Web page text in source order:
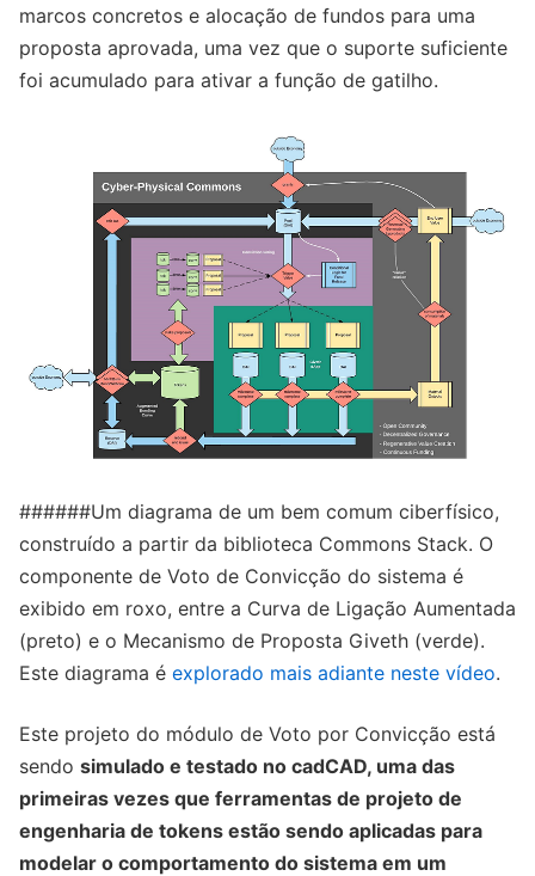
marcos concretos e alocação de fundos para uma
proposta aprovada, uma vez que o suporte suficiente
foi acumulado para ativar a função de gatilho.
######Um diagrama de um bem comum ciberfísico,
construído a partir da biblioteca Commons Stack. O
componente de Voto de Convicção do sistema é
exibido em roxo, entre a Curva de Ligação Aumentada
(preto) e o Mecanismo de Proposta Giveth (verde).
Este diagrama é explorado mais adiante neste vídeo.
Este projeto do módulo de Voto por Convicção está
sendo simulado e testado no cadCAD, uma das
primeiras vezes que ferramentas de projeto de
engenharia de tokens estão sendo aplicadas para
modelar o comportamento do sistema em um